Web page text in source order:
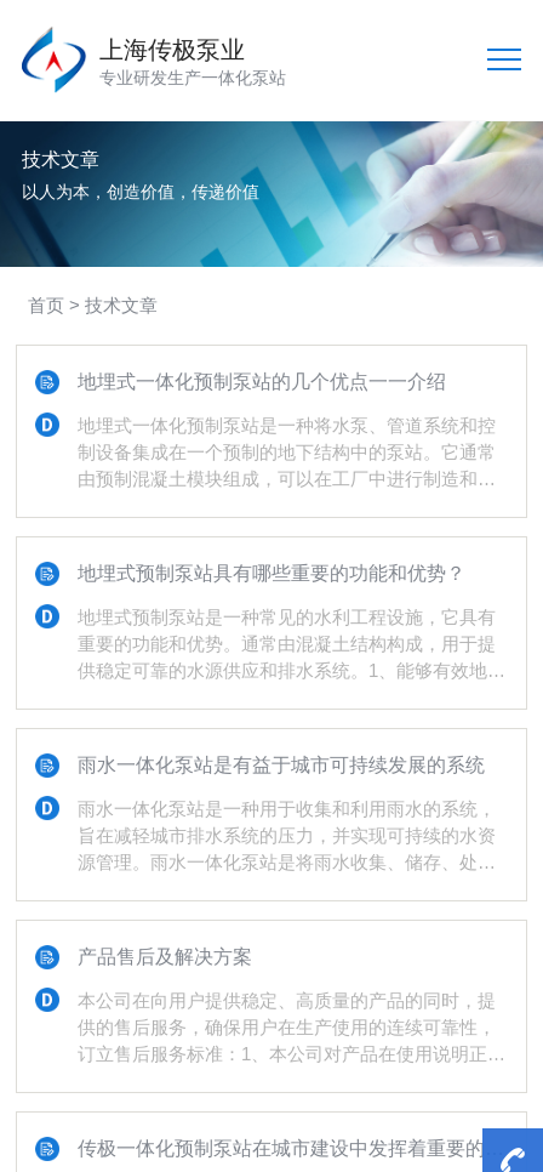
上海传极泵业
专业研发生产一体化泵站
技术文章
以人为本，创造价值，传递价值
首页 > 技术文章
地埋式一体化预制泵站的几个优点一一介绍
地埋式一体化预制泵站是一种将水泵、管道系统和控
制设备集成在一个预制的地下结构中的泵站。它通常
由预制混凝土模块组成，可以在工厂中进行制造和装
凑，占地面积小，不需要额外的建筑物或房屋来容纳
设备。它可用于供水、排水、灌溉和污水处理等各种
应用。地埋式一体化预制泵站具有以下优点：1.节省
空间：地埋式设计使其占地面积较小，适用于空间有
限的场所。2.高度集成：泵、管道和控制设备都被集
成在一个结构中，减少了安装和连接工作。3.快速安
地埋式预制泵站具有哪些重要的功能和优势？
地埋式预制泵站是一种常见的水利工程设施，它具有
重要的功能和优势。通常由混凝土结构构成，用于提
供稳定可靠的水源供应和排水系统。1、能够有效地解
增加和城市化进程导致对水资源需求不断增加。地埋
式预制泵站作为一个集中供水和排水设施，可以将地
下水或河流水抽取出来，经过处理后供给居民和工业
使用，同时将废水排放或回收处理，保证了水资源的
合理利用和环境的可持续发展。2、具有灵活性和可扩
展性。这些泵站可以根据实际需要进行设计和建造。
雨水一体化泵站是有益于城市可持续发展的系统
雨水一体化泵站是一种用于收集和利用雨水的系统，
旨在减轻城市排水系统的压力，并实现可持续的水资
源管理。雨水一体化泵站是将雨水收集、储存、处理
装置、沉淀池、过滤器、泵组和利用设备等组成。当
雨水流入收集装置后，经过沉淀池的初步过滤，去除
其中的杂质和固体颗粒。然后，雨水通过过滤器进一
步净化，去除悬浮物和有害物质。经过泵组的增压处
理，雨水被供应给需要利用水源的设备或系统，如冲
厕、浇灌等。具有多重优势：1、它可以减轻城市排水
产品售后及解决方案
本公司在向用户提供稳定、高质量的产品的同时，提
供的售后服务，确保用户在生产使用的连续可靠性，
订立售后服务标准：1、本公司对产品在使用说明正确
产品实行无条件退换，即货到退款（换货）。退货所
产生的费用均由乙方承担；换货所产生的运费双方各
承担一面。2、经销商（用户）针对易损配件(机械密